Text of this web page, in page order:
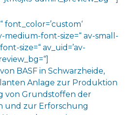
font_color=’custom‘
medium-font-size=“ av-small-
size=“ av_uid=’av-
BASF in Schwarzheide,
Anlage zur Produktion
von Grundstoffen der
und zur Erforschung